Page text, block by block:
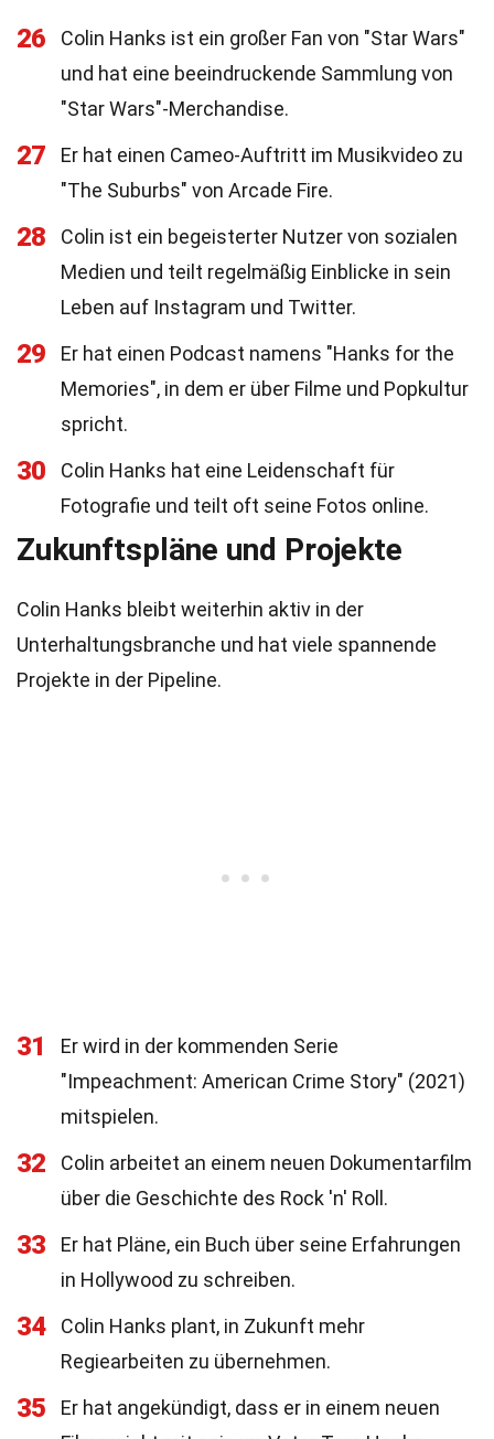
26
Colin Hanks ist ein großer Fan von "Star Wars"
und hat eine beeindruckende Sammlung von
"Star Wars"-Merchandise.
27
Er hat einen Cameo-Auftritt im Musikvideo zu
"The Suburbs" von Arcade Fire.
28
Colin ist ein begeisterter Nutzer von sozialen
Medien und teilt regelmäßig Einblicke in sein
Leben auf Instagram und Twitter.
29
Er hat einen Podcast namens "Hanks for the
Memories", in dem er über Filme und Popkultur
spricht.
30
Colin Hanks hat eine Leidenschaft für
Fotografie und teilt oft seine Fotos online.
Zukunftspläne und Projekte
Colin Hanks bleibt weiterhin aktiv in der
Unterhaltungsbranche und hat viele spannende
Projekte in der Pipeline.
31
Er wird in der kommenden Serie
"Impeachment: American Crime Story" (2021)
mitspielen.
32
Colin arbeitet an einem neuen Dokumentarfilm
über die Geschichte des Rock 'n' Roll.
33
Er hat Pläne, ein Buch über seine Erfahrungen
in Hollywood zu schreiben.
34
Colin Hanks plant, in Zukunft mehr
Regiearbeiten zu übernehmen.
35
Er hat angekündigt, dass er in einem neuen